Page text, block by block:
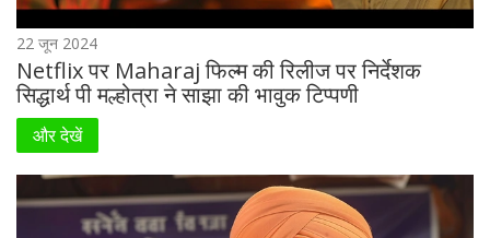
22 जून 2024
Netflix पर Maharaj फिल्म की रिलीज पर निर्देशक
सिद्धार्थ पी मल्होत्रा ने साझा की भावुक टिप्पणी
और देखें